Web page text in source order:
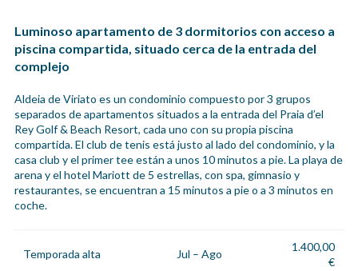
Luminoso apartamento de 3 dormitorios con acceso a
piscina compartida, situado cerca de la entrada del
complejo
Aldeia de Viriato es un condominio compuesto por 3 grupos
separados de apartamentos situados a la entrada del Praia d’el
Rey Golf & Beach Resort, cada uno con su propia piscina
compartida. El club de tenis está justo al lado del condominio, y la
casa club y el primer tee están a unos 10 minutos a pie. La playa de
arena y el hotel Mariott de 5 estrellas, con spa, gimnasio y
restaurantes, se encuentran a 15 minutos a pie o a 3 minutos en
coche.
Temporada alta Jul – Ago
1.400,00
€